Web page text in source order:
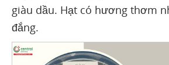
giàu dầu. Hạt có hương thơm
đắng.